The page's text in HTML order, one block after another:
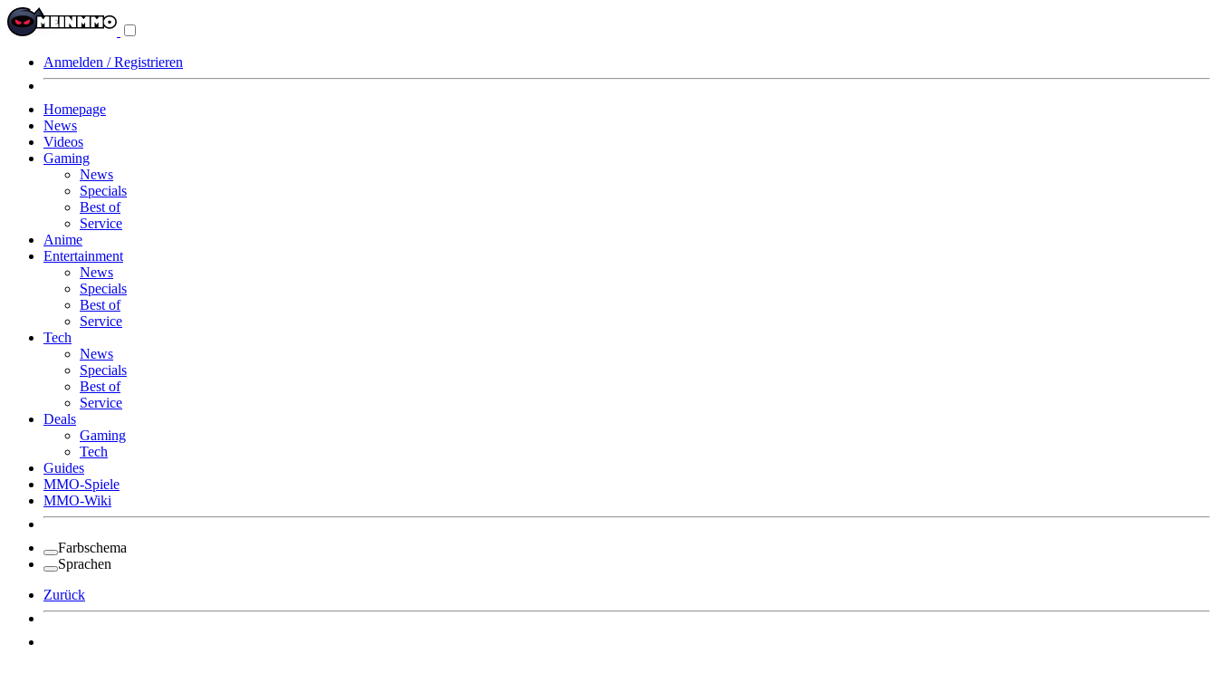
Anmelden / Registrieren
Homepage
News
Videos
Gaming
News
Specials
Best of
Service
Anime
Entertainment
News
Specials
Best of
Service
Tech
News
Specials
Best of
Service
Deals
Gaming
Tech
Guides
MMO-Spiele
MMO-Wiki
Farbschema
Sprachen
Zurück